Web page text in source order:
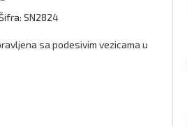
SN2824
sa podesivim vezicama u